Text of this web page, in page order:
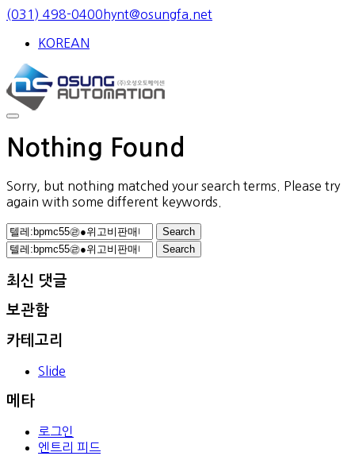
Skip
content
(031) 498-0400 hynt@osungfa.net
KOREAN
Nothing Found
Sorry, but nothing matched your search terms. Please try
again with some different keywords.
Search
for:
Search
최신 댓글
보관함
카테고리
Slide
메타
로그인
엔트리 피드